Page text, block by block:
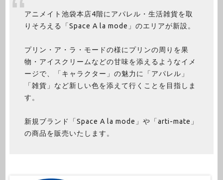
アニメイト池袋本店4階にアパレル・生活雑貨を取
りそろえる「Space A la mode」のエリアが新設。
プリン・ア・ラ・モードの様にプリンの周りを果
物・アイスクリームなどの甘味を添えるようなイメ
ージで、「キャラクター」の魅力に「アパレル」
「雑貨」など新しい色を添えて行くことを目指しま
す。
新規ブランド「Space A la mode」や「arti-mate」
の商品を販売いたします。